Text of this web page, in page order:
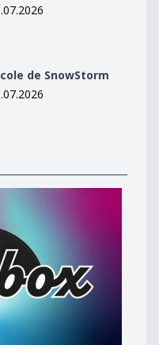
de SnowStorm